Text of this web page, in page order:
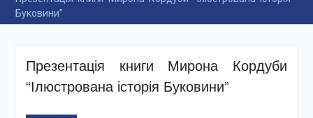
Буковини”
Презентація книги Мирона Кордуби
“Ілюстрована історія Буковини”